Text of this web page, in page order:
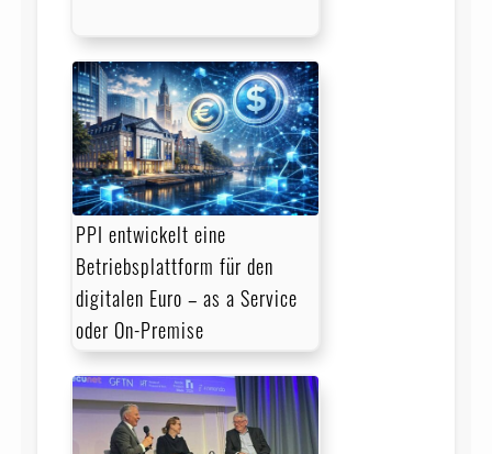
PPI entwickelt eine
Betriebsplattform für den
digitalen Euro – as a Service
oder On-Premise